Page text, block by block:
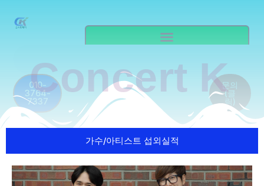
010-
3764-
7337
문의
(클
릭)
Concert K
가수/아티스트 섭외실적